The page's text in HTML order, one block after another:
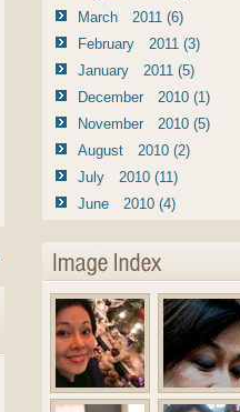
March 2011 (6)
February 2011 (3)
January 2011 (5)
December 2010 (1)
November 2010 (5)
August 2010 (2)
July 2010 (11)
June 2010 (4)